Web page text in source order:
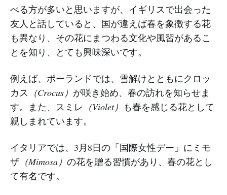
べる方が多いと思いますが、イギリスで出会った
友人と話していると、国が違えば春を象徴する花
も異なり、その花にまつわる文化や風習があるこ
とを知り、とても興味深いです。
例えば、ポーランドでは、雪解けとともにクロッ
カス （Crocus） が咲き始め、春の訪れを知らせま
す。また、スミレ （Violet） も春を感じる花として
親しまれています。
イタリアでは、3月8日の「国際女性デー」にミモ
ザ （Mimosa） の花を贈る習慣があり、春の花とし
て有名です。